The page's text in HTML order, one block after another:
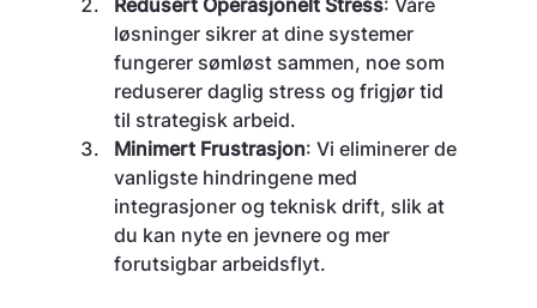
Redusert Operasjonelt Stress: Våre
løsninger sikrer at dine systemer
fungerer sømløst sammen, noe som
reduserer daglig stress og frigjør tid
til strategisk arbeid.
Minimert Frustrasjon: Vi eliminerer de
vanligste hindringene med
integrasjoner og teknisk drift, slik at
du kan nyte en jevnere og mer
forutsigbar arbeidsflyt.